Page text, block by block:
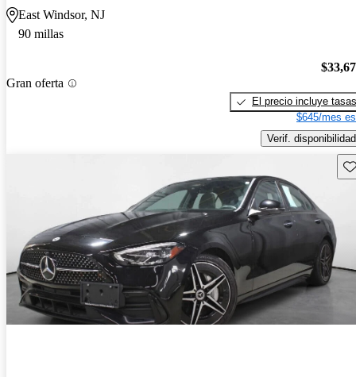
East Windsor, NJ
90 millas
Gran oferta
El precio incluye tasas
$645/mes
Verif. disponibilidad